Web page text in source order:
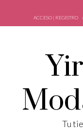
ACCESO | REGISTRO
Tu